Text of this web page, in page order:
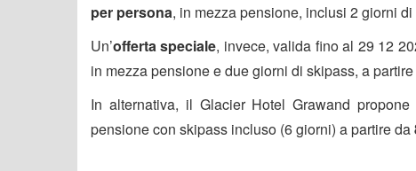
per persona, in mezza pensione, inclusi 2 giorni
Un’offerta speciale, invece, valida fino al 29 12
in mezza pensione e due giorni di skipass, a
In alternativa, il Glacier Hotel Grawand propone
pensione con skipass incluso (6 giorni) a partire da